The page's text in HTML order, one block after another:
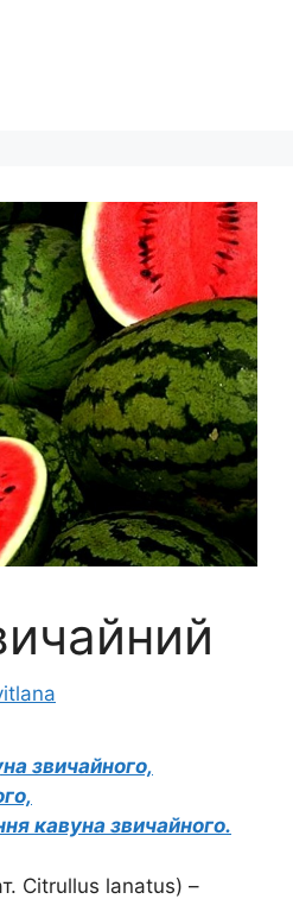
звичайного,
кавуна звичайного.
Citrullus lanatus) –